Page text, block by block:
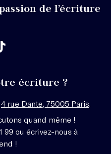
de l’écriture
écriture ?
4 rue Dante, 75005 Paris
quand même !
99 ou écrivez-nous à
!